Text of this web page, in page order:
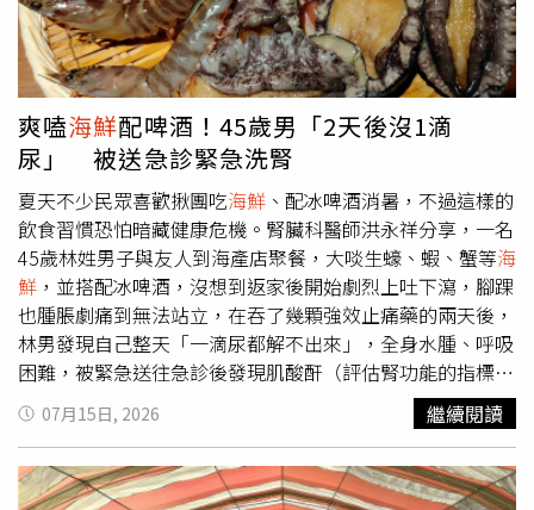
猶豫是否該放棄。但每當這個念頭浮現，他總會對自己說一
句：「繼續堅持。」隨後再走進健身房完成當天訓練。美國
國家衛生研究院（NIH）彙整研究指出，若每天維持約500
大卡的熱量赤字，每週約可減重0.2至0.9公斤；而美國哈佛
大學（Harvard University）研究也指出，阻力訓練不僅能
增加肌肉量，也能提升身體靜態代謝率，使人體即使休息時
仍可消耗更多熱量。黎黃龍的努力很快獲得回報，短短6個
月便成功減去40公斤，體重從105公斤降至65公斤。隨著體
重下降，他的高血壓、高血脂恢復正常，膝蓋疼痛完全消
失，過去緊繃的衣服變得寬鬆，臉部輪廓也愈發明顯，就連
爬樓梯都不再氣喘吁吁。成功瘦身後，黎黃龍投入健身產
業，成為一名健身教練，並透過社群平台分享自己的減重歷
程，吸引不少網友關注，也鼓勵許多人開始改變生活方式。
他的母親更常自豪地向鄰居分享兒子的蛻變故事。如今的黎
黃龍雖然仍是單身，但他坦言，感情早已不是人生最重要的
目標。「我最大的勝利，不是減掉40公斤。」他說，「真正
的勝利，是戰勝過去那個自卑、想放棄的自己。」他認為，
旅遊局提供）公館青少年興奮表示：「去年因天候因素錯過
演出，今年終於能站上將軍吼，真的非常期待！」難得來到
將軍漁港，團員們早已鎖定在地美食，笑說：「如果有生魚
片，主唱欸登一定可以橫掃好幾盤！」也不忘點名牛肉湯、
鱔魚意麵等台南經典小吃。提到與台南的緣分，公館青少年
分享，第一支MV〈要不要跟我出去走一走〉就是在台南拍
攝，因此對這座城市格外有感情。
爽嗑海鮮配啤酒！45歲男「2天後沒1滴
尿」 被送急診緊急洗腎
夏天不少民眾喜歡揪團吃海鮮 、配冰啤酒消暑，不過這樣的
飲食習慣恐怕暗藏健康危機。腎臟科醫師洪永祥分享，一名
45歲林姓男子與友人到海產店聚餐，大啖生蠔、蝦、蟹等海
鮮 ，並搭配冰啤酒，沒想到返家後開始劇烈上吐下瀉，腳踝
也腫脹劇痛到無法站立，在吞了幾顆強效止痛藥的兩天後，
林男發現自己整天「一滴尿都解不出來」，全身水腫、呼吸
困難，被緊急送往急診後發現肌酸酐（評估腎功能的指標）
直接飆破正常值的數倍，已成急性腎損傷，由於尿毒素太高
必須立刻安排緊急洗腎，一頓
大餐差點讓他後半輩子都
要與洗腎機為伍。腎臟科醫師洪永祥在臉書粉專「洪永祥醫
師的慢性腎衰竭攻城療法」發文指出，夏季食用海鮮主要有
07月15日, 2026 繼續閱讀